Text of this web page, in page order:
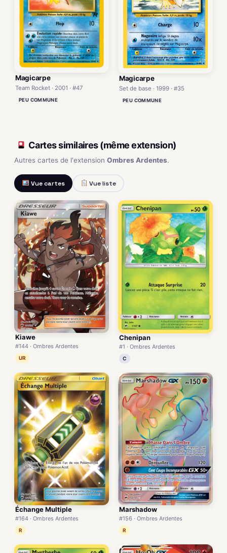
Magicarpe
Team Rocket · 2001 · #47
PEU COMMUNE
Magicarpe
Set de base · 1999 · #35
PEU COMMUNE
Cartes similaires (même extension)
Autres cartes de l'extension Ombres Ardentes.
Vue cartes Vue liste
Kiawe
#144 · Ombres Ardentes
UR
Chenipan
#1 · Ombres Ardentes
C
Échange Multiple
#164 · Ombres Ardentes
R
Marshadow
#156 · Ombres Ardentes
R